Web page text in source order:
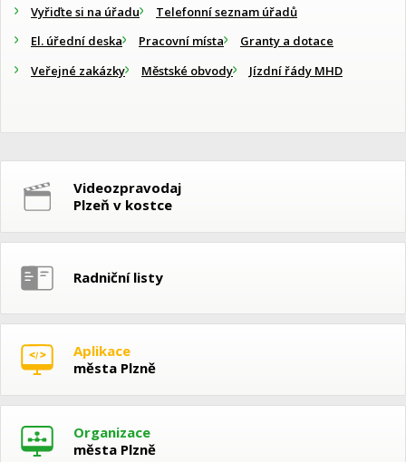
Vyřiďte si na úřadu
Telefonní seznam úřadů
El. úřední deska
Pracovní místa
Granty a dotace
Veřejné zakázky
Městské obvody Jízdní řády MHD
Videozpravodaj
Plzeň v kostce
Radniční listy
Aplikace
města Plzně
Organizace
města Plzně